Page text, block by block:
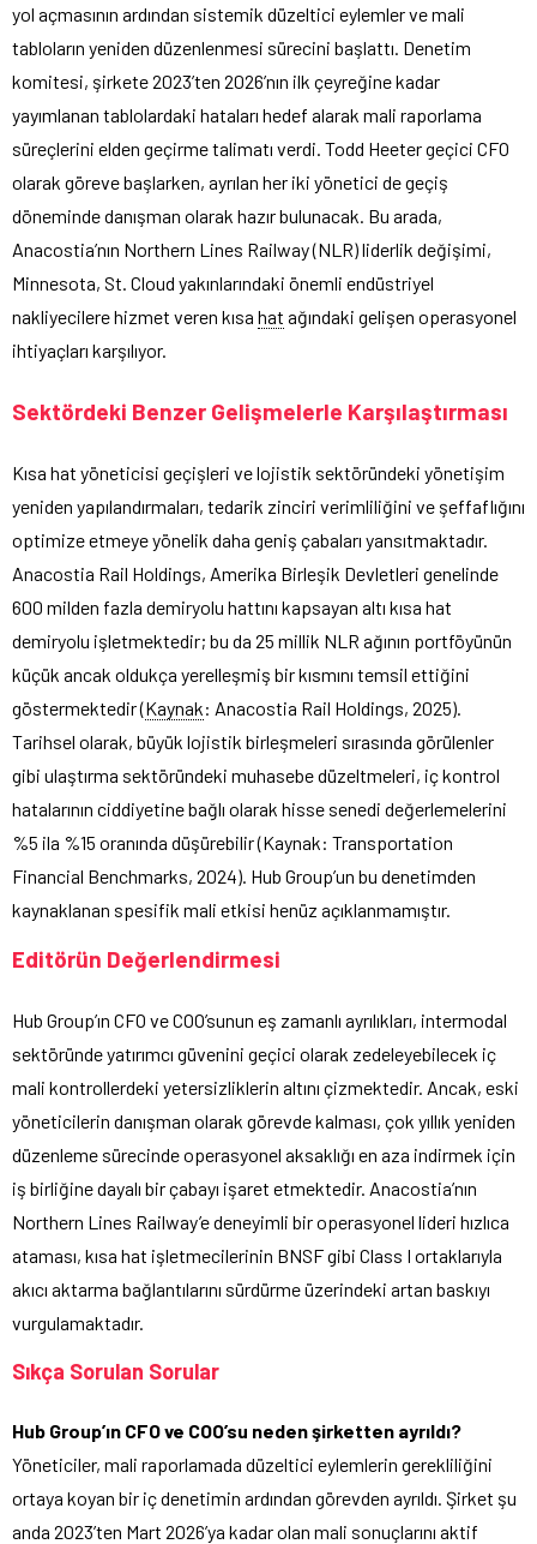
yol açmasının ardından sistemik düzeltici eylemler ve mali
tabloların yeniden düzenlenmesi sürecini başlattı. Denetim
komitesi, şirkete 2023’ten 2026’nın ilk çeyreğine kadar
yayımlanan tablolardaki hataları hedef alarak mali raporlama
süreçlerini elden geçirme talimatı verdi. Todd Heeter geçici CFO
olarak göreve başlarken, ayrılan her iki yönetici de geçiş
döneminde danışman olarak hazır bulunacak. Bu arada,
Anacostia’nın Northern Lines Railway (NLR) liderlik değişimi,
Minnesota, St. Cloud yakınlarındaki önemli endüstriyel
nakliyecilere hizmet veren kısa hat ağındaki gelişen operasyonel
ihtiyaçları karşılıyor.
Sektördeki Benzer Gelişmelerle Karşılaştırması
Kısa hat yöneticisi geçişleri ve lojistik sektöründeki yönetişim
yeniden yapılandırmaları, tedarik zinciri verimliliğini ve şeffaflığını
optimize etmeye yönelik daha geniş çabaları yansıtmaktadır.
Anacostia Rail Holdings, Amerika Birleşik Devletleri genelinde
600 milden fazla demiryolu hattını kapsayan altı kısa hat
demiryolu işletmektedir; bu da 25 millik NLR ağının portföyünün
küçük ancak oldukça yerelleşmiş bir kısmını temsil ettiğini
göstermektedir (Kaynak: Anacostia Rail Holdings, 2025).
Tarihsel olarak, büyük lojistik birleşmeleri sırasında görülenler
gibi ulaştırma sektöründeki muhasebe düzeltmeleri, iç kontrol
hatalarının ciddiyetine bağlı olarak hisse senedi değerlemelerini
%5 ila %15 oranında düşürebilir (Kaynak: Transportation
Financial Benchmarks, 2024). Hub Group’un bu denetimden
kaynaklanan spesifik mali etkisi henüz açıklanmamıştır.
Editörün Değerlendirmesi
Hub Group’ın CFO ve COO’sunun eş zamanlı ayrılıkları, intermodal
sektöründe yatırımcı güvenini geçici olarak zedeleyebilecek iç
mali kontrollerdeki yetersizliklerin altını çizmektedir. Ancak, eski
yöneticilerin danışman olarak görevde kalması, çok yıllık yeniden
düzenleme sürecinde operasyonel aksaklığı en aza indirmek için
iş birliğine dayalı bir çabayı işaret etmektedir. Anacostia’nın
Northern Lines Railway’e deneyimli bir operasyonel lideri hızlıca
ataması, kısa hat işletmecilerinin BNSF gibi Class I ortaklarıyla
akıcı aktarma bağlantılarını sürdürme üzerindeki artan baskıyı
vurgulamaktadır.
Sıkça Sorulan Sorular
Hub Group’ın CFO ve COO’su neden şirketten ayrıldı?
Yöneticiler, mali raporlamada düzeltici eylemlerin gerekliliğini
ortaya koyan bir iç denetimin ardından görevden ayrıldı. Şirket şu
anda 2023’ten Mart 2026’ya kadar olan mali sonuçlarını aktif